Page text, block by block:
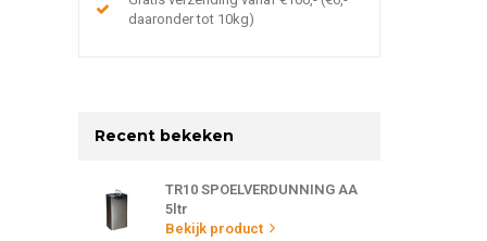
daaronder tot 10kg)
Recent bekeken
TR10 SPOELVERDUNNING AA
5ltr
Bekijk product